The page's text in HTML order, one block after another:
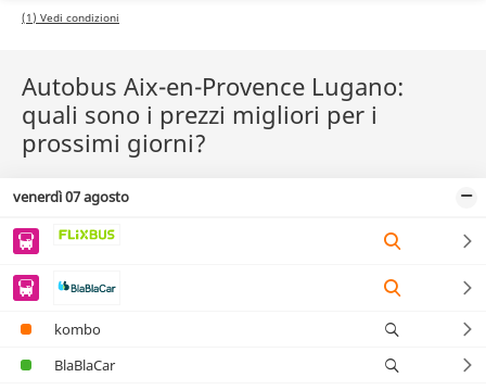
(1) Vedi condizioni
Autobus Aix-en-Provence Lugano:
quali sono i prezzi migliori per i
prossimi giorni?
venerdì 07 agosto
kombo
BlaBlaCar